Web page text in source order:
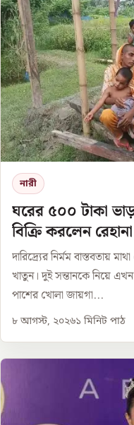
নারী
ঘরের ৫০০ টাকা
বিক্রি করলেন রেহানা
দারিদ্র্যের নির্মম বাস্তবতায়
খাতুন। দুই সন্তানকে নিয়ে
পাশের খোলা জায়গা...
৮ আগস্ট, ২০২৬১ মিনিট পাঠ